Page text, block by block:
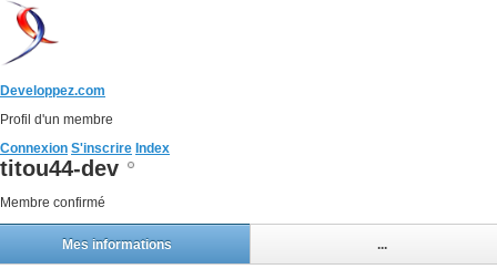
Developpez.com
Profil d'un membre
Connexion S'inscrire Index
titou44-dev
Membre confirmé
Mes informations ...